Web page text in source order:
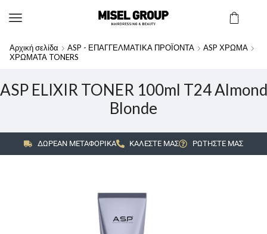
Αρχική σελίδα ASP - ΕΠΑΓΓΕΛΜΑΤΙΚΑ ΠΡΟΪΟΝΤΑ
ASP ΧΡΩΜΑ
ΧΡΩΜΑΤΑ TONERS
ASP ELIXIR TONER 100ml T24 Almond
Blonde
ΔΩΡΕΑΝ ΜΕΤΑΦΟΡΙΚΑ ΚΑΛΕΣΤΕ ΜΑΣ ΡΩΤΗΣΤΕ ΜΑΣ